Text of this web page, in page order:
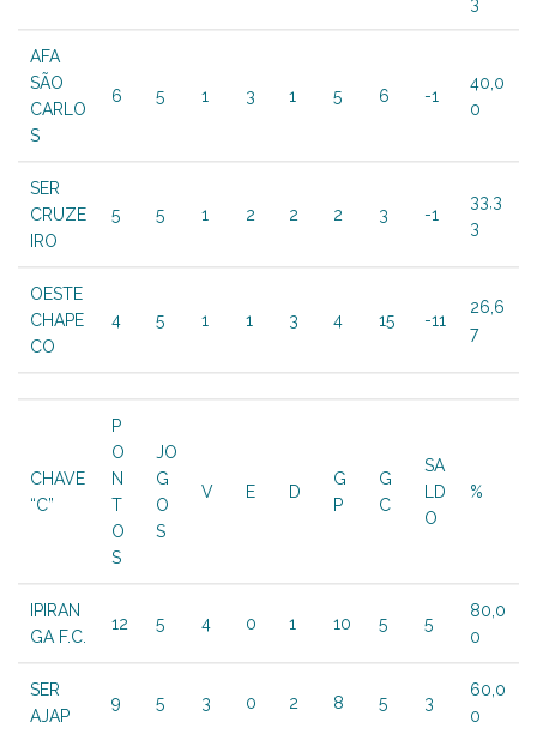
3
AFA
SÃO
CARLO
S
6 5 1 3 1 5 6 -1
40,0
0
SER
CRUZE
IRO
5 5 1 2 2 2 3 -1
33,3
3
OESTE
CHAPE
CO
4 5 1 1 3 4 15 -11
26,6
7
CHAVE
“C”
P
O
N
T
O
S
JO
G
O
S
V E D
G
P
G
C
SA
LD
O
%
IPIRAN
GA F.C.
12 5 4 0 1 10 5 5
80,0
0
SER
AJAP
9 5 3 0 2 8 5 3
60,0
0